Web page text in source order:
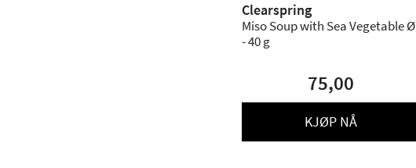
Clearspring
Miso Soup with Sea Vegetable Ø
- 40 g
75,00
KJØP NÅ